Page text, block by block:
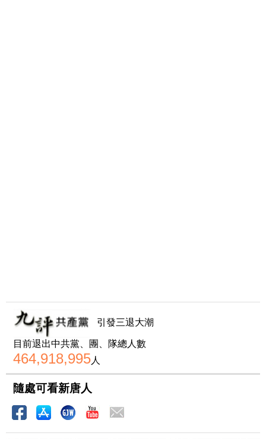
引發三退大潮
目前退出中共黨、團、隊總人數
464,918,995人
隨處可看新唐人